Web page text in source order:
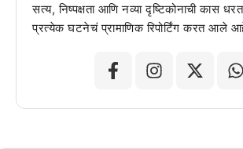
सत्य, निष्पक्षता आणि नव्या दृष्टिकोनाची कास
प्रत्येक घटनेचं प्रामाणिक रिपोर्टिंग करत आले